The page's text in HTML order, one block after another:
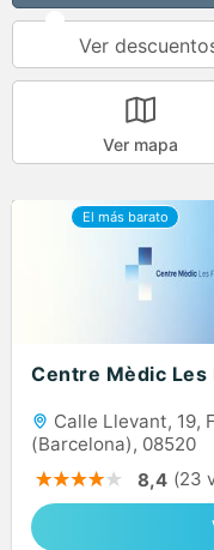
Ver
Ver mapa
Centre Mèdic Les
Calle Llevant, 19,
(Barcelona), 08520
8,4 (23